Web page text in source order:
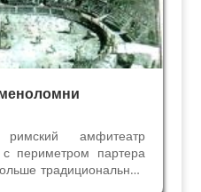
амфитеатр
периметром партера
традициональных